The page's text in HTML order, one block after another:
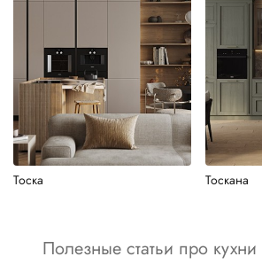
Тоска Тоскана
Полезные статьи про